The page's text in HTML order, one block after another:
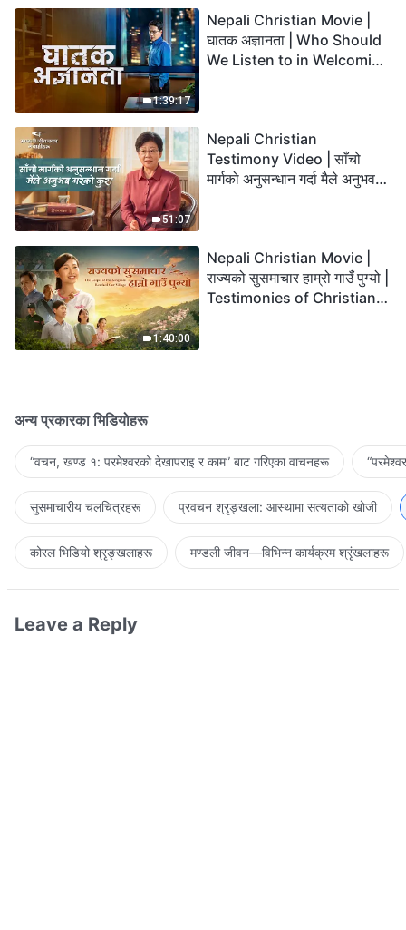
1:39:17
Nepali Christian Movie |
घातक अज्ञानता | Who Should
We Listen to in Welcoming
51:07
Nepali Christian
Testimony Video | साँचो
मार्गको अनुसन्धान गर्दा मैले अनुभव
1:40:00
Nepali Christian Movie |
राज्यको सुसमाचार हाम्रो गाउँ पुग्यो |
Testimonies of Christians
अन्य प्रकारका भिडियोहरू
“वचन, खण्ड १: परमेश्‍वरको देखापराइ र काम” बाट गरिएका वाचनहरू
सुसमाचारीय चलचित्रहरू प्रवचन श्रृङ्खला: आस्थामा सत्यताको खोजी
कोरल भिडियो श्रृङ्खलाहरू मण्डली जीवन—विभिन्‍न कार्यक्रम श्रृंखलाहरू
Leave a Reply